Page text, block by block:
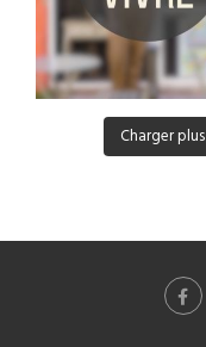
Charger plus